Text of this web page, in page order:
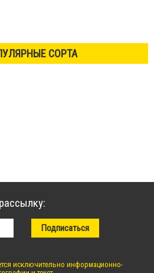
СОРТА
исключительно информационно-